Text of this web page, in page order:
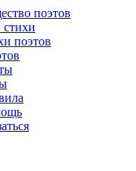
поэтов
поэтов